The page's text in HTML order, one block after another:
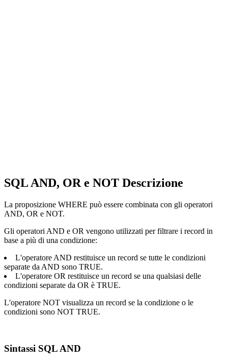
SQL AND, OR e NOT Descrizione
La proposizione WHERE può essere combinata con gli operatori
AND, OR e NOT.
Gli operatori AND e OR vengono utilizzati per filtrare i record in
base a più di una condizione:
L'operatore AND restituisce un record se tutte le condizioni
separate da AND sono TRUE.
L'operatore OR restituisce un record se una qualsiasi delle
condizioni separate da OR è TRUE.
L'operatore NOT visualizza un record se la condizione o le
condizioni sono NOT TRUE.
Sintassi SQL AND